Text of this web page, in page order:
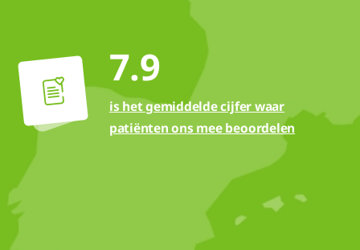
7.9
is het gemiddelde cijfer waar
patiënten ons mee beoordelen